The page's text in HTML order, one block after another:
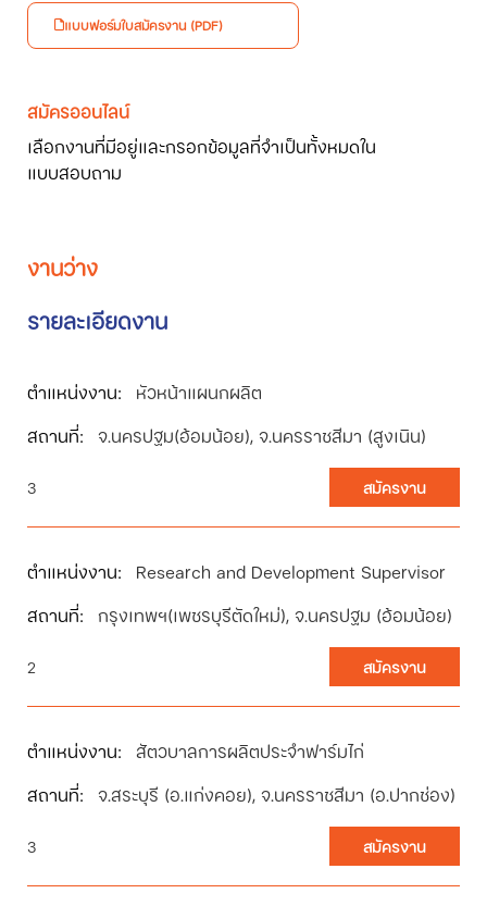
แบบฟอร์มใบสมัครงาน (PDF)
สมัครออนไลน์
เลือกงานที่มีอยู่และกรอกข้อมูลที่จำเป็นทั้งหมดใน
แบบสอบถาม
งานว่าง
รายละเอียดงาน
หัวหน้าแผนกผลิต
จ.นครปฐม(อ้อมน้อย), จ.นครราชสีมา (สูงเนิน)
3 สมัครงาน
Research and Development Supervisor
กรุงเทพฯ(เพชรบุรีตัดใหม่), จ.นครปฐม (อ้อมน้อย)
2 สมัครงาน
สัตวบาลการผลิตประจำฟาร์มไก่
จ.สระบุรี (อ.แก่งคอย), จ.นครราชสีมา (อ.ปากช่อง)
3 สมัครงาน